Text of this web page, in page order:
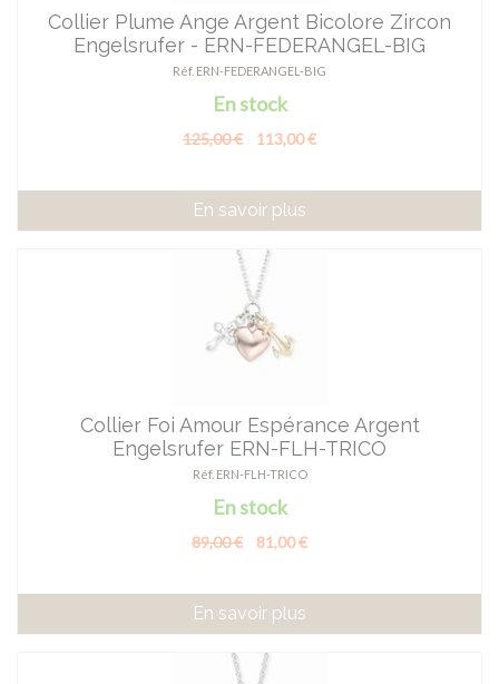
Collier Plume Ange Argent Bicolore Zircon
Engelsrufer - ERN-FEDERANGEL-BIG
Réf. ERN-FEDERANGEL-BIG
En stock
125,00 € 113,00 €
En savoir plus
Collier Foi Amour Espérance Argent
Engelsrufer ERN-FLH-TRICO
Réf. ERN-FLH-TRICO
En stock
89,00 € 81,00 €
En savoir plus